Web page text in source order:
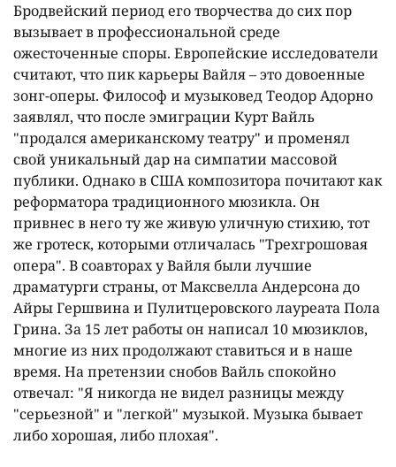
Бродвейский период его творчества до сих пор
вызывает в профессиональной среде
ожесточенные споры. Европейские исследователи
считают, что пик карьеры Вайля – это довоенные
зонг-оперы. Философ и музыковед Теодор Адорно
заявлял, что после эмиграции Курт Вайль
"продался американскому театру" и променял
свой уникальный дар на симпатии массовой
публики. Однако в США композитора почитают как
реформатора традиционного мюзикла. Он
привнес в него ту же живую уличную стихию, тот
же гротеск, которыми отличалась "Трехгрошовая
опера". В соавторах у Вайля были лучшие
драматурги страны, от Максвелла Андерсона до
Айры Гершвина и Пулитцеровского лауреата Пола
Грина. За 15 лет работы он написал 10 мюзиклов,
многие из них продолжают ставиться и в наше
время. На претензии снобов Вайль спокойно
отвечал: "Я никогда не видел разницы между
"серьезной" и "легкой" музыкой. Музыка бывает
либо хорошая, либо плохая".